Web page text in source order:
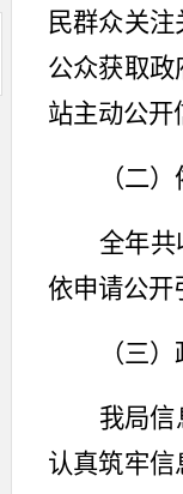
民群众关
公众获取
站主动公开
（二）
全年共
依申请公开
（三）
我局信
认真筑牢